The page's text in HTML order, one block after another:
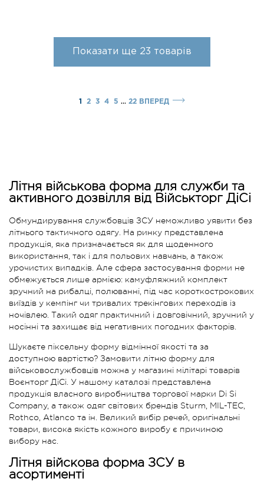
Показати ще 23 товарів
1 2 3 4 5 ... 22 ВПЕРЕД
Літня військова форма для служби та
активного дозвілля від Військторг ДіСі
Обмундирування службовців ЗСУ неможливо уявити без
літнього тактичного одягу. На ринку представлена
продукція, яка призначається як для щоденного
використання, так і для польових навчань, а також
урочистих випадків. Але сфера застосування форми не
обмежується лише армією: камуфляжний комплект
зручний на рибалці, полюванні, під час короткострокових
виїздів у кемпінг чи тривалих трекінгових переходів із
ночівлею. Такий одяг практичний і довговічний, зручний у
носінні та захищає від негативних погодних факторів.
Шукаєте піксельну форму відмінної якості та за
доступною вартістю? Замовити літню форму для
військовослужбовців можна у магазині мілітарі товарів
Воєнторг ДіСі. У нашому каталозі представлена
продукція власного виробництва торгової марки Di Si
Company, а також одяг світових брендів Sturm, MIL-TEC,
Rothco, Atlanco та ін. Великий вибір речей, оригінальні
товари, висока якість кожного виробу є причиною
вибору нас.
Літня війскова форма ЗСУ в
асортименті